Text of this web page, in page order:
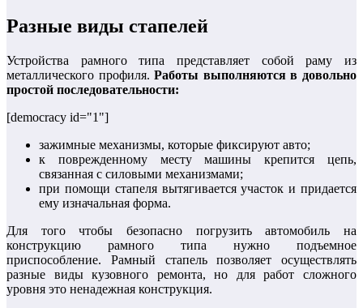
Разные виды стапелей
Устройства рамного типа представляет собой раму из
металлического профиля.Работы выполняются в довольно
простой последовательности:
[democracy id="1"]
зажимные механизмы, которые фиксируют авто;
к поврежденному месту машины крепится цепь,
связанная с силовыми механизмами;
при помощи стапеля вытягивается участок и придается
ему изначальная форма.
Для того чтобы безопасно погрузить автомобиль на
конструкцию рамного типа нужно подъемное
приспособление. Рамный стапель позволяет осуществлять
разные виды кузовного ремонта, но для работ сложного
уровня это ненадежная конструкция.